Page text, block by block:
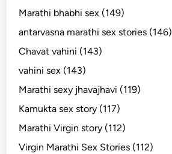
Marathi bhabhi sex (149)
antarvasna marathi sex stories (146)
Chavat vahini (143)
vahini sex (143)
Marathi sexy jhavajhavi (119)
Kamukta sex story (117)
Marathi Virgin story (112)
Virgin Marathi Sex Stories (112)